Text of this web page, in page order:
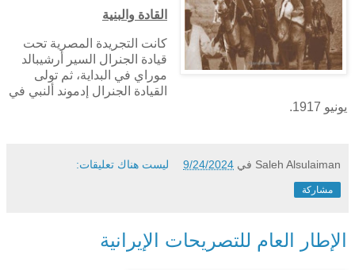
القادة والبنية
كانت التجريدة المصرية تحت
قيادة الجنرال السير أرشيبالد
موراي في البداية، ثم تولى
القيادة الجنرال إدموند ألنبي في
يونيو 1917.
Saleh Alsulaiman في 9/24/2024 ليست هناك تعليقات:
مشاركة
الإطار العام للتصريحات الإيرانية